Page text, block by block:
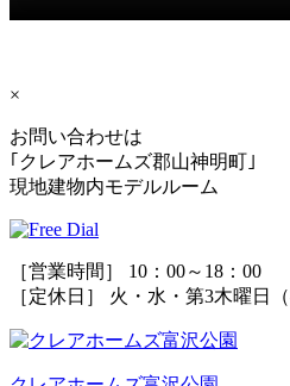
×
お問い合わせは
｢クレアホームズ郡山神明町｣
現地建物内モデルルーム
［営業時間］ 10：00～18：00
［定休日］ 火・水・第3木曜日